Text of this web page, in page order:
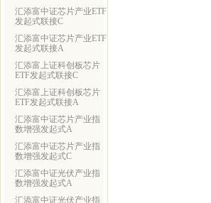
汇添富中证芯片产业ETF
发起式联接C
汇添富中证芯片产业ETF
发起式联接A
汇添富上证科创板芯片
ETF发起式联接C
汇添富上证科创板芯片
ETF发起式联接A
汇添富中证芯片产业指
数增强发起式A
汇添富中证芯片产业指
数增强发起式C
汇添富中证光伏产业指
数增强发起式A
汇添富中证光伏产业指